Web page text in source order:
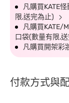
凡購買KATE
限,送完為止)
凡購買KATE/
口袋(數量有限,
凡購買開架彩
付款方式與